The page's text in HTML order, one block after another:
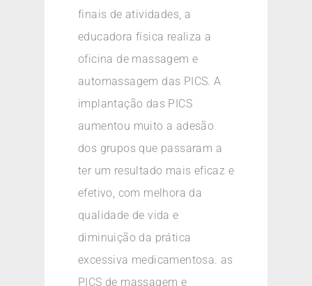
finais de atividades, a
educadora física realiza a
oficina de massagem e
automassagem das PICS. A
implantação das PICS
aumentou muito a adesão
dos grupos que passaram a
ter um resultado mais eficaz e
efetivo, com melhora da
qualidade de vida e
diminuição da prática
excessiva medicamentosa. as
PICS de massagem e